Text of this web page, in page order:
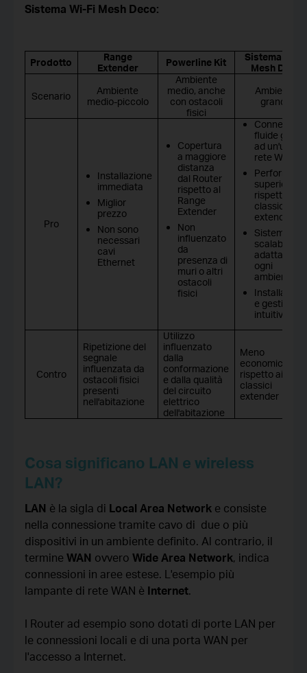
Sistema Wi-Fi Mesh Deco:
Prodotto
Range
Extender
Powerline Kit
Sistema Wi-Fi
Mesh Deco
Scenario
Ambiente
medio-piccolo
Ambiente
medio, anche
con ostacoli
fisici
Ambiente
grande
Pro
Installazione
immediata
Miglior
prezzo
Non sono
necessari
cavi
Ethernet
Copertura
a maggiore
distanza
dal Router
rispetto al
Range
Extender
Non
influenzato
da
presenza di
muri o altri
ostacoli
fisici
Connessioni
fluide grazie
ad un'unica
rete Wi-Fi
superiori
rispetto ai
classici
extender
Sistema
scalabile
adattarsi a
ogni
ambiente
e gestione
intuitiva
Contro
Ripetizione del
segnale
influenzata da
ostacoli fisici
presenti
nell'abitazione
Utilizzo
influenzato
dalla
conformazione
e dalla qualità
del circuito
elettrico
dell'abitazione
Meno
economico
rispetto ai
classici
extender
Cosa significano LAN e wireless
LAN?
LAN è la sigla di Local Area Network e consiste
nella connessione tramite cavo di due o più
dispositivi in un ambiente definito. Al contrario, il
termine WAN ovvero Wide Area Network, indica
connessioni in aree estese. L'esempio più
lampante di rete WAN è Internet.
I Router ad esempio sono dotati di porte LAN per
le connessioni locali e di una porta WAN per
l'accesso a Internet.